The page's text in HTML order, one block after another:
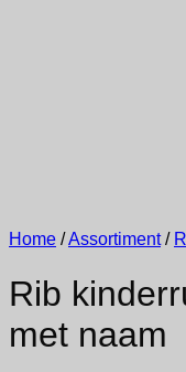
Home /Assortiment /
Rib
met naam